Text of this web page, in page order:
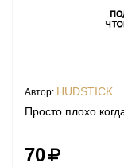
Автор: HUDSTICK
Просто плохо
70